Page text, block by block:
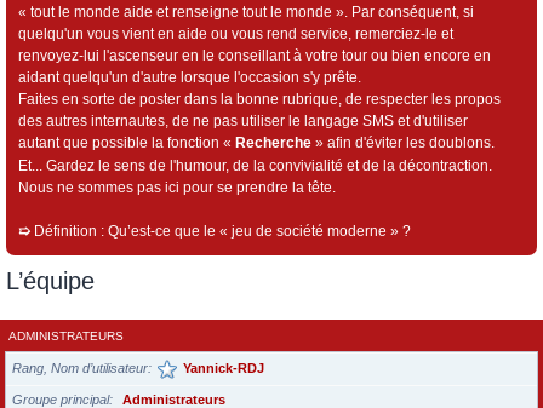
« tout le monde aide et renseigne tout le monde ». Par conséquent, si
quelqu'un vous vient en aide ou vous rend service, remerciez-le et
renvoyez-lui l'ascenseur en le conseillant à votre tour ou bien encore en
aidant quelqu'un d'autre lorsque l'occasion s'y prête.
Faites en sorte de poster dans la bonne rubrique, de respecter les propos
des autres internautes, de ne pas utiliser le langage SMS et d'utiliser
autant que possible la fonction « Recherche » afin d'éviter les doublons.
Et... Gardez le sens de l'humour, de la convivialité et de la décontraction.
Nous ne sommes pas ici pour se prendre la tête.
➯ Définition : Qu’est-ce que le « jeu de société moderne » ?
L’équipe
ADMINISTRATEURS
Rang, Nom d’utilisateur Yannick-RDJ
Groupe principal Administrateurs